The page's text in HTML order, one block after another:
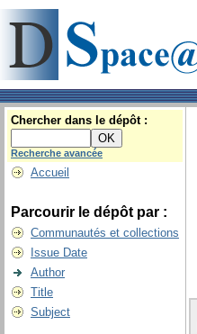
Chercher dans le dépôt :
Recherche avancée
Accueil
Parcourir le dépôt par :
Communautés et collections
Issue Date
Author
Title
Subject